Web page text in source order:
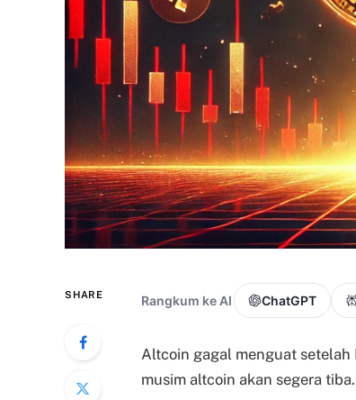
SHARE Rangkum ke AI ChatGPT
Altcoin gagal menguat setelah
musim altcoin akan segera tiba.